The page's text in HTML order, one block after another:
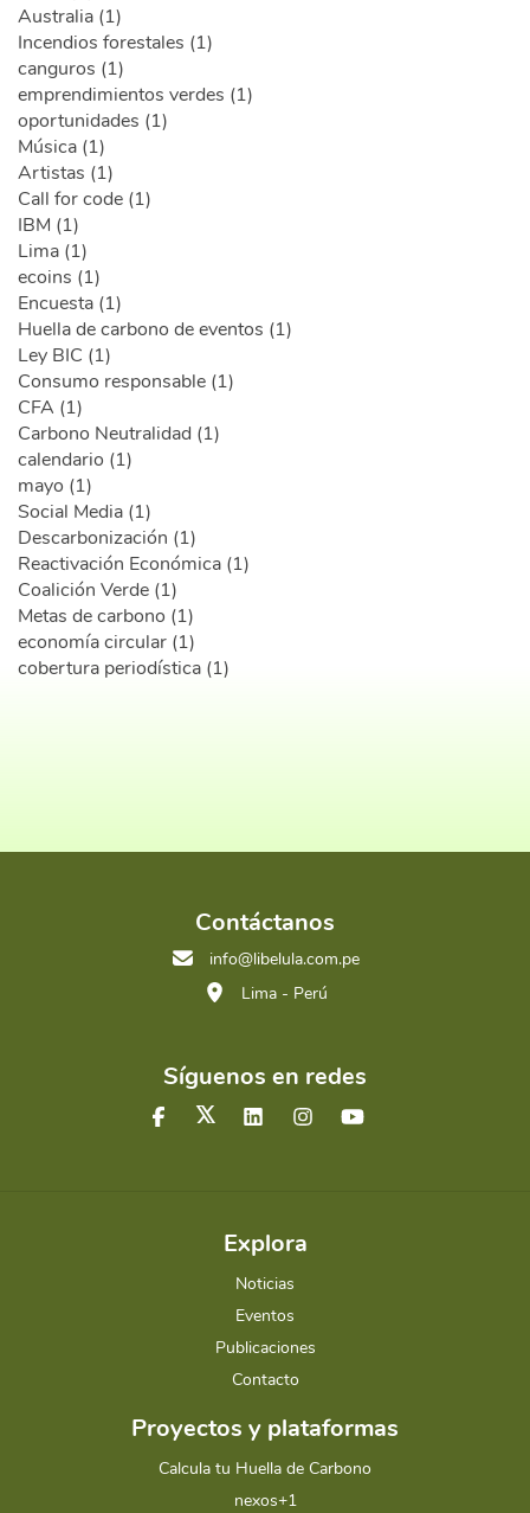
Australia (1)
Incendios forestales (1)
canguros (1)
emprendimientos verdes (1)
oportunidades (1)
Música (1)
Artistas (1)
Call for code (1)
IBM (1)
Lima (1)
ecoins (1)
Encuesta (1)
Huella de carbono de eventos (1)
Ley BIC (1)
Consumo responsable (1)
CFA (1)
Carbono Neutralidad (1)
calendario (1)
mayo (1)
Social Media (1)
Descarbonización (1)
Reactivación Económica (1)
Coalición Verde (1)
Metas de carbono (1)
economía circular (1)
cobertura periodística (1)
Contáctanos
info@libelula.com.pe
Lima - Perú
Síguenos en redes
Explora
Noticias
Eventos
Publicaciones
Contacto
Proyectos y plataformas
Calcula tu Huella de Carbono
nexos+1